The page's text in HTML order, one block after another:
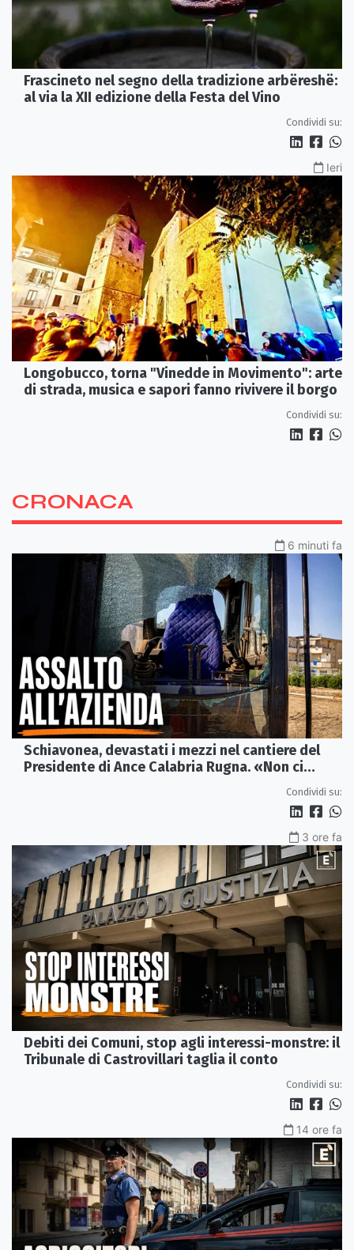
Frascineto nel segno della tradizione arbëreshë:
al via la XII edizione della Festa del Vino
Condividi su:
Ieri
Longobucco, torna "Vinedde in Movimento": arte
di strada, musica e sapori fanno rivivere il borgo
Condividi su:
CRONACA
6 minuti fa
Schiavonea, devastati i mezzi nel cantiere del
Presidente di Ance Calabria Rugna. «Non ci
Condividi su:
3 ore fa
Debiti dei Comuni, stop agli interessi-monstre: il
Tribunale di Castrovillari taglia il conto
Condividi su:
14 ore fa